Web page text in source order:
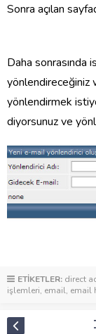
Sonra açılan
Daha sonrasında
yönlendireceğiniz
yönlendirmek
diyorsunuz ve
ETİKETLER: direct
işlemleri, email, email